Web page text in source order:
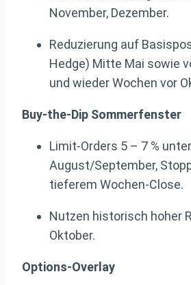
November, Dezember.
Reduzierung auf
Hedge) Mitte Mai sowie
und wieder Wochen vor
Buy-the-Dip Sommerfenster
Limit-Orders 5 – 7 %
August/September,
tieferem Wochen-Close.
Nutzen historisch hoher
Oktober.
Options-Overlay